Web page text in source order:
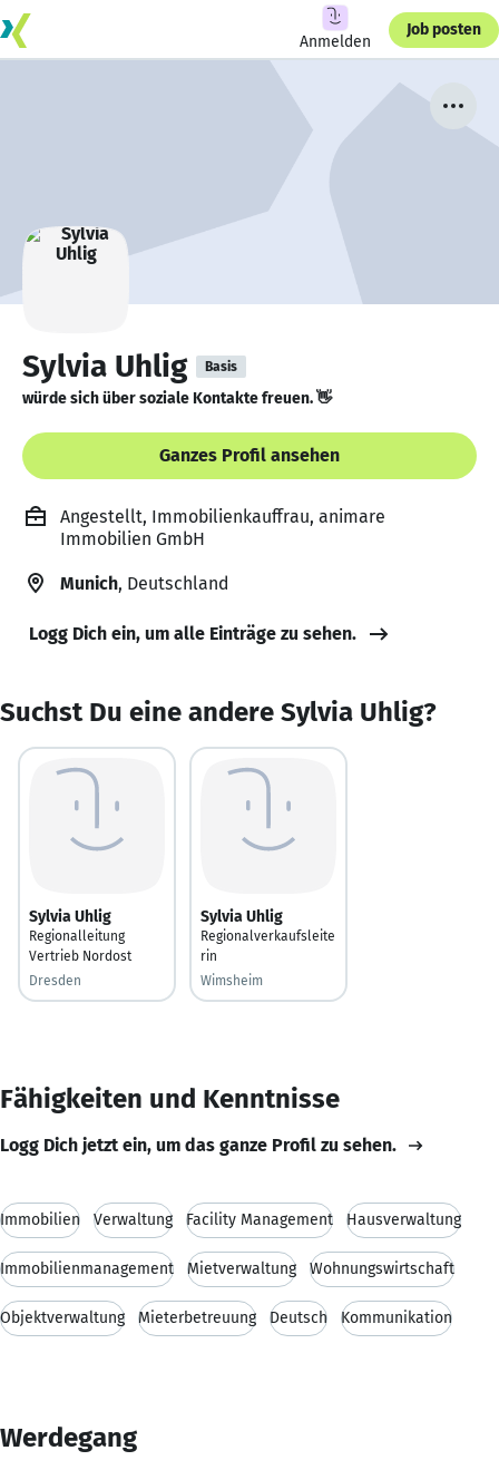
Anmelden
Job posten
Sylvia Uhlig Basis
würde sich über soziale Kontakte freuen. 👋
Ganzes Profil ansehen
Angestellt, Immobilienkauffrau, animare
Immobilien GmbH
Munich, Deutschland
Logg Dich ein, um alle Einträge zu sehen.
Suchst Du eine andere Sylvia Uhlig?
Sylvia Uhlig
Regionalleitung
Vertrieb Nordost
Dresden
Sylvia Uhlig
Regionalverkaufsleite
rin
Wimsheim
Fähigkeiten und Kenntnisse
Logg Dich jetzt ein, um das ganze Profil zu sehen.
Immobilien Verwaltung Facility Management Hausverwaltung
Immobilienmanagement Mietverwaltung Wohnungswirtschaft
Objektverwaltung Mieterbetreuung Deutsch Kommunikation
Werdegang